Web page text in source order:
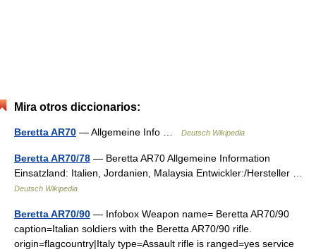
Mira otros diccionarios:
Beretta AR70 — Allgemeine Info … Deutsch Wikipedia
Beretta AR70/78 — Beretta AR70 Allgemeine Information
Einsatzland: Italien, Jordanien, Malaysia Entwickler:/Hersteller …
Deutsch Wikipedia
Beretta AR70/90 — Infobox Weapon name= Beretta AR70/90
caption=Italian soldiers with the Beretta AR70/90 rifle.
origin=flagcountry|Italy type=Assault rifle is ranged=yes service